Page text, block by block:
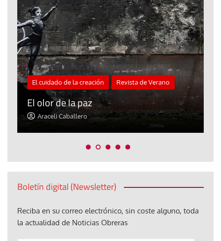
El cuidado de la creación Revista de Verano
El olor de la paz
Araceli Caballero
Boletín digital (Newsletter)
Reciba en su correo electrónico, sin coste alguno, toda
la actualidad de Noticias Obreras